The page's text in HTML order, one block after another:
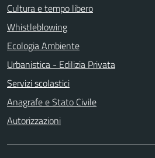
Cultura e tempo libero
Whistleblowing
Ecologia Ambiente
Urbanistica - Edilizia Privata
Servizi scolastici
Anagrafe e Stato Civile
Autorizzazioni